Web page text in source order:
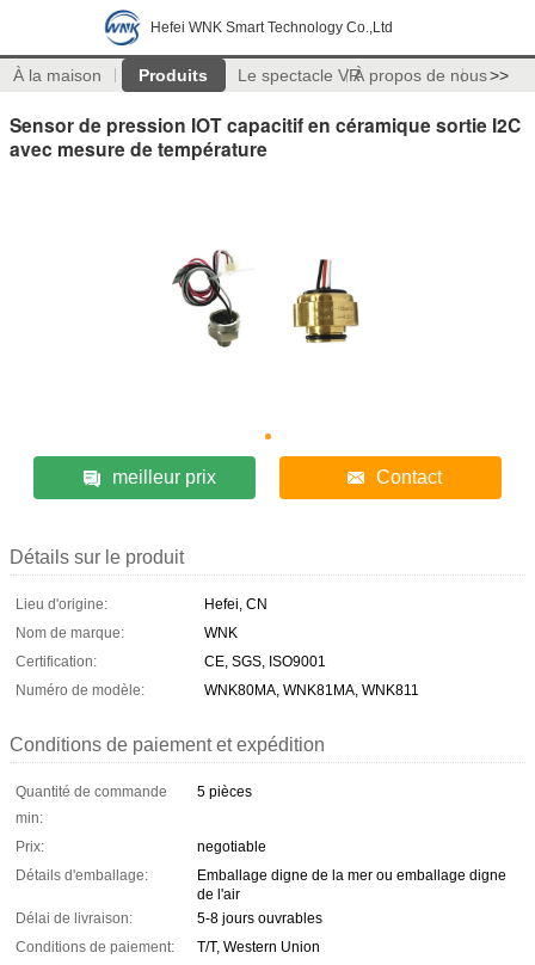
Hefei WNK Smart Technology Co.,Ltd
À la maison Produits Le spectacle VRÀ propos de nous>>
Sensor de pression IOT capacitif en céramique sortie I2C
avec mesure de température
meilleur prix Contact
Détails sur le produit
Lieu d'origine:
Hefei, CN
Nom de marque:
WNK
Certification:
CE, SGS, ISO9001
Numéro de modèle:
WNK80MA, WNK81MA, WNK811
Conditions de paiement et expédition
Quantité de commande
min:
5 pièces
Prix:
negotiable
Détails d'emballage:
Emballage digne de la mer ou emballage digne
de l'air
Délai de livraison:
5-8 jours ouvrables
Conditions de paiement:
T/T, Western Union